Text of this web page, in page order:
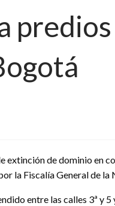
extinción de dominio en
la Fiscalía General de
entre las calles 3ª y